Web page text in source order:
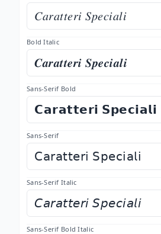
𝐶𝑎𝑟𝑎𝑡𝑡𝑒𝑟𝑖 𝑆𝑝𝑒𝑐𝑖𝑎𝑙𝑖
Bold Italic
𝑪𝒂𝒓𝒂𝒕𝒕𝒆𝒓𝒊 𝑺𝒑𝒆𝒄𝒊𝒂𝒍𝒊
Sans-Serif Bold
𝗖𝗮𝗿𝗮𝘁𝘁𝗲𝗿𝗶 𝗦𝗽𝗲𝗰𝗶𝗮𝗹𝗶
Sans-Serif
𝖢𝖺𝗋𝖺𝗍𝗍𝖾𝗋𝗂 𝖲𝗉𝖾𝖼𝗂𝖺𝗅𝗂
Sans-Serif Italic
𝘊𝘢𝘳𝘢𝘵𝘵𝘦𝘳𝘪 𝘚𝘱𝘦𝘤𝘪𝘢𝘭𝘪
Sans-Serif Bold Italic